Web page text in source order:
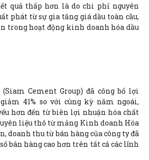
quả thấp hơn là do chi phí nguyên
phát từ sự gia tăng giá dầu toàn cầu,
trong hoạt động kinh doanh hóa dầu
(Siam Cement Group) đã công bố lợi
41% so với cùng kỳ năm ngoái,
hơn đến từ biên lợi nhuận hóa chất
liệu thô từ mảng Kinh doanh Hóa
doanh thu từ bán hàng của công ty đã
bán hàng cao hơn trên tất cả các lĩnh